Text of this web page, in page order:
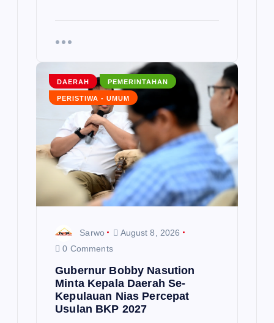
DAERAH PEMERINTAHAN
PERISTIWA - UMUM
Sarwo
August 8, 2026
0 Comments
Gubernur Bobby Nasution
Minta Kepala Daerah Se-
Kepulauan Nias Percepat
Usulan BKP 2027